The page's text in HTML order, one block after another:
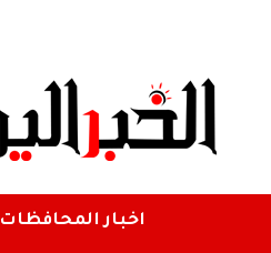
اخبار المحافظات